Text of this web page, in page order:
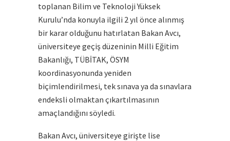
toplanan Bilim ve Teknoloji Yüksek
Kurulu’nda konuyla ilgili 2 yıl önce alınmış
bir karar olduğunu hatırlatan Bakan Avcı,
üniversiteye geçiş düzeninin Milli Eğitim
Bakanlığı, TÜBİTAK, ÖSYM
koordinasyonunda yeniden
biçimlendirilmesi, tek sınava ya da sınavlara
endeksli olmaktan çıkartılmasının
amaçlandığını söyledi.
Bakan Avcı, üniversiteye girişte lise